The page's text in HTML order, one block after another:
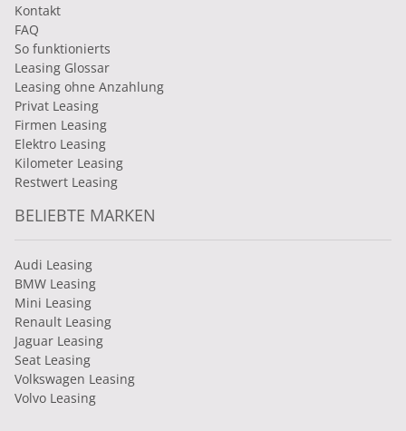
Kontakt
FAQ
So funktionierts
Leasing Glossar
Leasing ohne Anzahlung
Privat Leasing
Firmen Leasing
Elektro Leasing
Kilometer Leasing
Restwert Leasing
BELIEBTE MARKEN
Audi Leasing
BMW Leasing
Mini Leasing
Renault Leasing
Jaguar Leasing
Seat Leasing
Volkswagen Leasing
Volvo Leasing